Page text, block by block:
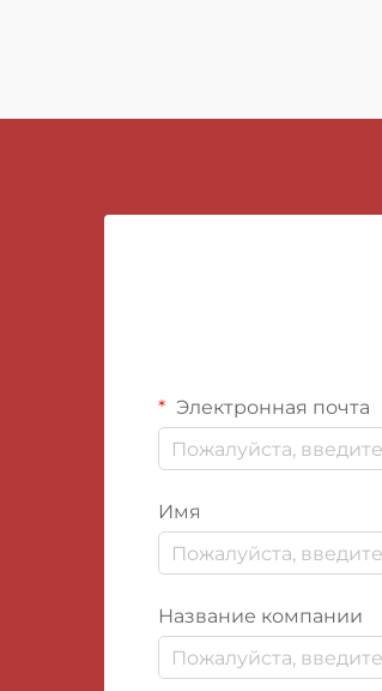
Электронная почта
Имя
Название компании